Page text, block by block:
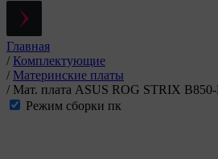
Главная
/ Комплектующие
/ Материнские платы
/ Мат. плата ASUS ROG STRIX
Режим сборки пк